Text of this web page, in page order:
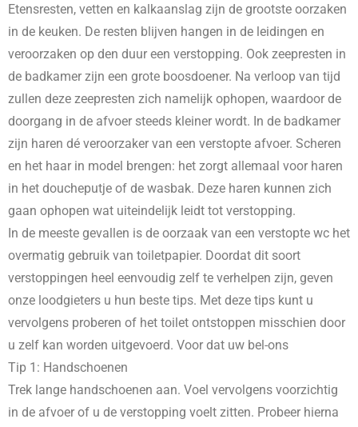
Etensresten, vetten en kalkaanslag zijn de grootste oorzaken
in de keuken. De resten blijven hangen in de leidingen en
veroorzaken op den duur een verstopping. Ook zeepresten in
de badkamer zijn een grote boosdoener. Na verloop van tijd
zullen deze zeepresten zich namelijk ophopen, waardoor de
doorgang in de afvoer steeds kleiner wordt. In de badkamer
zijn haren dé veroorzaker van een verstopte afvoer. Scheren
en het haar in model brengen: het zorgt allemaal voor haren
in het doucheputje of de wasbak. Deze haren kunnen zich
gaan ophopen wat uiteindelijk leidt tot verstopping.
In de meeste gevallen is de oorzaak van een verstopte wc het
overmatig gebruik van toiletpapier. Doordat dit soort
verstoppingen heel eenvoudig zelf te verhelpen zijn, geven
onze loodgieters u hun beste tips. Met deze tips kunt u
vervolgens proberen of het toilet ontstoppen misschien door
u zelf kan worden uitgevoerd. Voor dat uw bel-ons
Tip 1: Handschoenen
Trek lange handschoenen aan. Voel vervolgens voorzichtig
in de afvoer of u de verstopping voelt zitten. Probeer hierna